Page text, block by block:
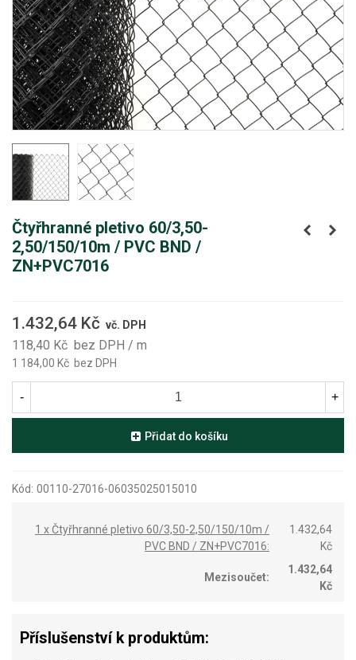
Čtyřhranné pletivo 60/3,50-
2,50/150/10m / PVC BND /
ZN+PVC7016
1.432,64 Kč vč. DPH
118,40 Kč bez DPH / m
1 184,00 Kč bez DPH
- +
Přidat do košíku
Kód: 00110-27016-06035025015010
1 x Čtyřhranné pletivo 60/3,50-2,50/150/10m /
PVC BND / ZN+PVC7016:
1.432,64
Kč
Mezisoučet:
1.432,64
Kč
Příslušenství k produktům: